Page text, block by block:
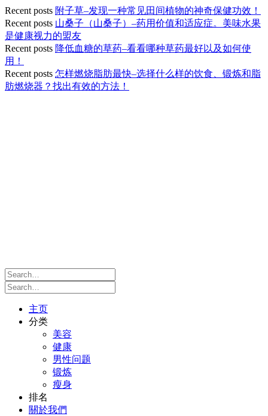
Recent posts 附子草–发现一种常见田间植物的神奇保健功效！
Recent posts 山桑子（山桑子）–药用价值和适应症。美味水果
是健康视力的盟友
Recent posts 降低血糖的草药–看看哪种草药最好以及如何使
用！
Recent posts 怎样燃烧脂肪最快–选择什么样的饮食、锻炼和脂
肪燃烧器？找出有效的方法！
主页
分类
美容
健康
男性问题
锻炼
瘦身
排名
關於我們